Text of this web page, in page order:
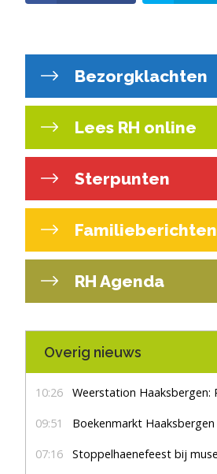
Bezorgklachten
Lees RH online
Sterpunten
Familieberichten
RH Agenda
Overig nieuws
10:26 Weerstation Haaksbergen:
09:51 Boekenmarkt Haaksbergen zaterdag 8
07:16 Stoppelhaenefeest bij